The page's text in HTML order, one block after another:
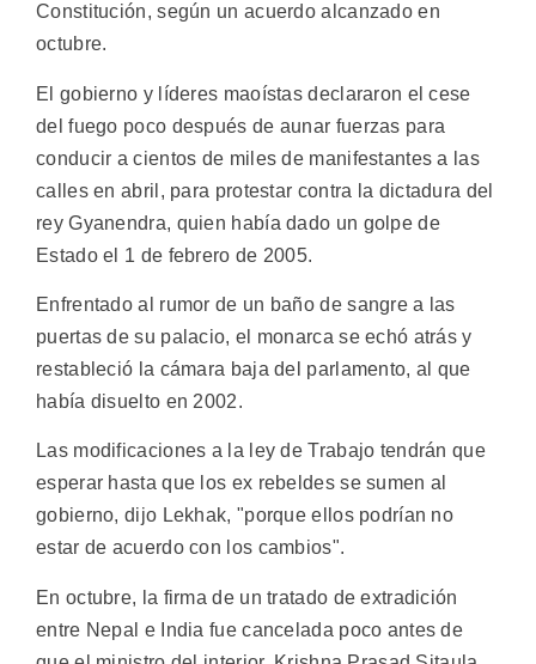
Constitución, según un acuerdo alcanzado en
octubre.
El gobierno y líderes maoístas declararon el cese
del fuego poco después de aunar fuerzas para
conducir a cientos de miles de manifestantes a las
calles en abril, para protestar contra la dictadura del
rey Gyanendra, quien había dado un golpe de
Estado el 1 de febrero de 2005.
Enfrentado al rumor de un baño de sangre a las
puertas de su palacio, el monarca se echó atrás y
restableció la cámara baja del parlamento, al que
había disuelto en 2002.
Las modificaciones a la ley de Trabajo tendrán que
esperar hasta que los ex rebeldes se sumen al
gobierno, dijo Lekhak, "porque ellos podrían no
estar de acuerdo con los cambios".
En octubre, la firma de un tratado de extradición
entre Nepal e India fue cancelada poco antes de